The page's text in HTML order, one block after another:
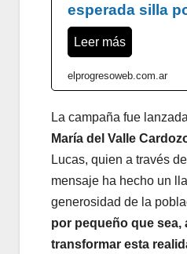
esperada silla
Leer más
elprogresoweb.com.ar
La campaña fue
María del Valle
Lucas, quien a través
mensaje ha hecho un
generosidad de la
por pequeño que sea,
transformar esta